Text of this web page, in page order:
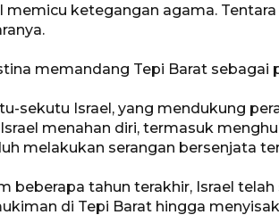
memicu ketegangan agama.
memandang Tepi Barat sebagai
sekutu Israel, yang mendukung
menahan diri, termasuk
melakukan serangan bersenjata
beberapa tahun terakhir, Israel
di Tepi Barat hingga